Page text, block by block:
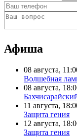
Афиша
08 августа,
Волшебная
08 августа,
11 августа,
Защита гения
12 августа,
Защита гения